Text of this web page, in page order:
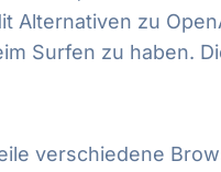
Alternativen zu
Surfen zu haben.
verschiedene